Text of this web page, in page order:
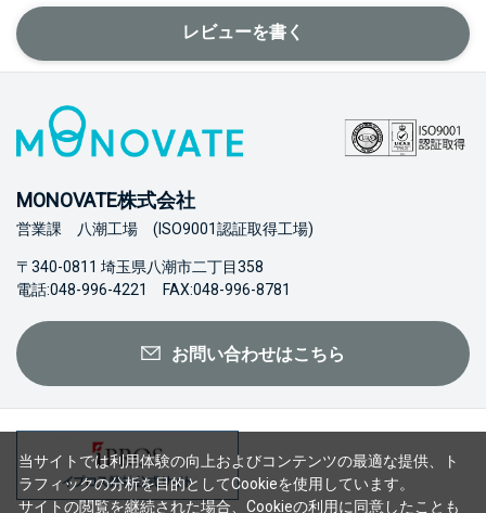
レビューを書く
MONOVATE株式会社
営業課 八潮工場 (ISO9001認証取得工場)
〒340-0811 埼玉県八潮市二丁目358
電話:048-996-4221 FAX:048-996-8781
お問い合わせはこちら
当サイトでは利用体験の向上およびコンテンツの最適な提供、ト
ラフィックの分析を目的としてCookieを使用しています。
サイトの閲覧を継続された場合、Cookieの利用に同意したことも